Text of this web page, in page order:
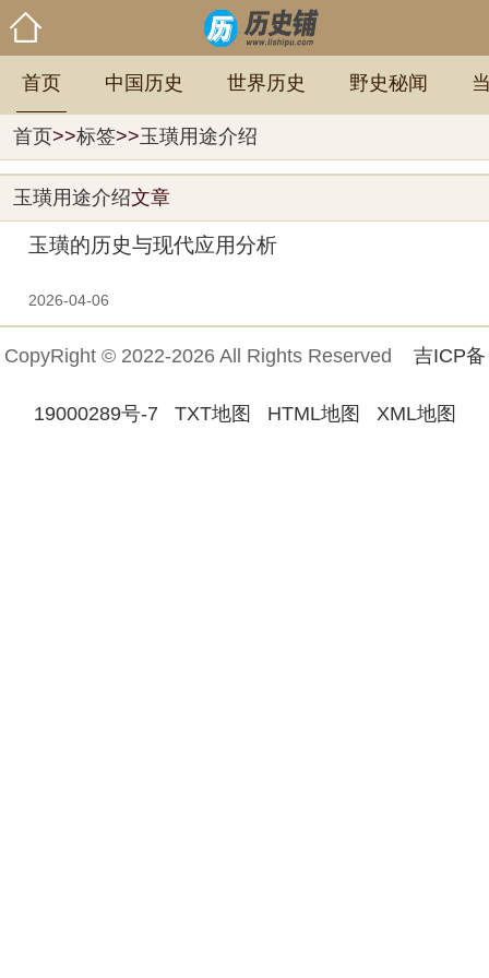
首页 中国历史 世界历史 野史秘闻
首页>>标签>>玉璜用途介绍
玉璜用途介绍文章
玉璜的历史与现代应用分析
2026-04-06
CopyRight © 2022-2026 All Rights Reserved 吉ICP备
19000289号-7 TXT地图 HTML地图 XML地图